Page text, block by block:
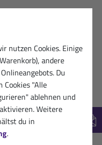
nutzen Cookies. Einige
andere
Du
Cookies "Alle
ablehnen und
Weitere
du in
.